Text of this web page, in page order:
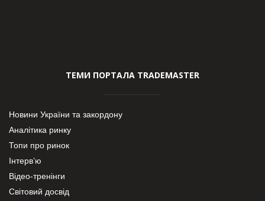
ТЕМИ ПОРТАЛА TRADEMASTER
Новини України та закордону
Аналітика ринку
Топи про ринок
Інтерв’ю
Відео-тренінги
Світовий досвід